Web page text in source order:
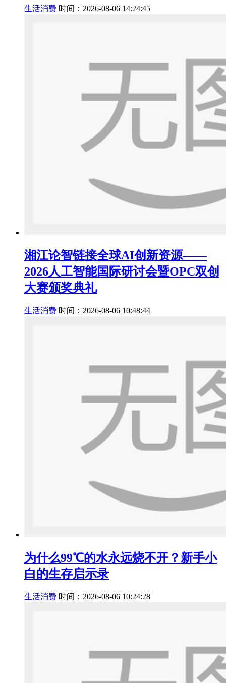
生活消费 时间：2026-08-06 14:24:45
湘江论智链接全球AI创新资源——
2026人工智能国际研讨会暨OPC双创
大赛颁奖典礼
生活消费 时间：2026-08-06 10:48:44
为什么99℃的水永远烧不开？新手小
白的生存启示录
生活消费 时间：2026-08-06 10:24:28